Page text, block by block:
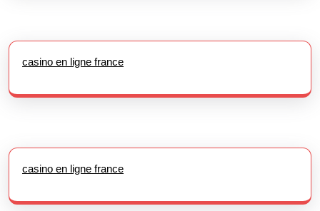
casino en ligne france
casino en ligne france